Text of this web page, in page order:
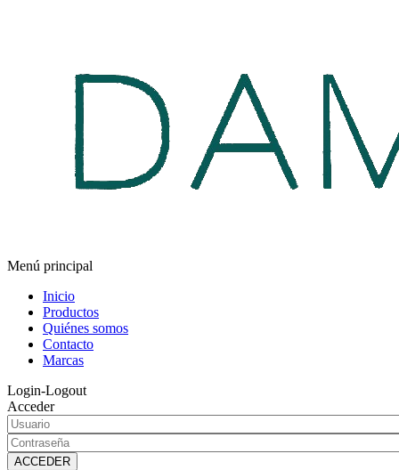
Menú principal
Inicio
Productos
Quiénes somos
Contacto
Marcas
Login-Logout
Acceder